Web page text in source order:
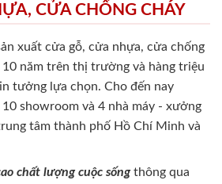
CỬA CHỐNG CHÁY
xuất cửa gỗ, cửa nhựa, cửa chống
năm trên thị trường và hàng triệu
tưởng lựa chọn. Cho đến nay
showroom và 4 nhà máy - xưởng
tâm thành phố Hồ Chí Minh và
chất lượng cuộc sốngthông qua